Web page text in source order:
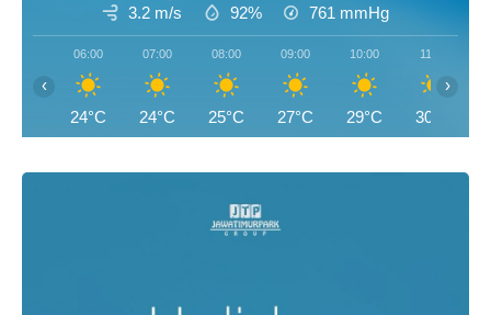
3.2 m/s 92% 761 mmHg
06:00
24°C
07:00
24°C
08:00
25°C
09:00
27°C
10:00
29°C
11:00
30°C
‹ ›